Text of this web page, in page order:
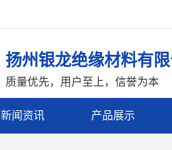
扬州银龙绝缘材料有限
质量优先，用户至上，信誉为本
新闻资讯 产品展示